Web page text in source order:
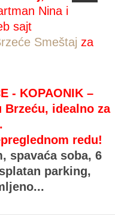
Nina i
sajt
Smeštaj za
- KOPAONIK –
Brzeću, idealno za
redu!
spavaća soba, 6
parking,